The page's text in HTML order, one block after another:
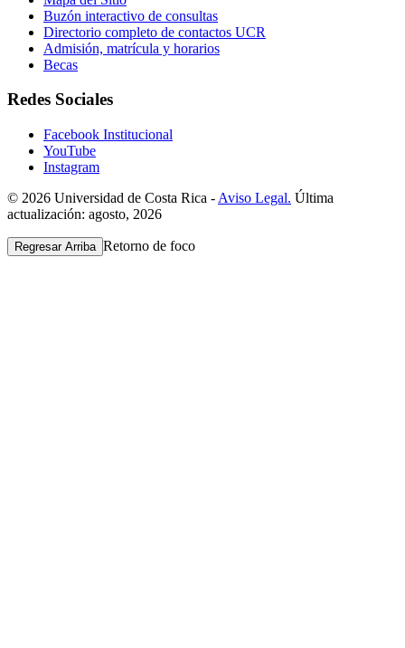
Buzón interactivo de consultas
Directorio completo de contactos UCR
Admisión, matrícula y horarios
Becas
Redes Sociales
Facebook Institucional
YouTube
Instagram
© 2026 Universidad de Costa Rica - Aviso Legal. Última
actualización: agosto, 2026
Regresar Arriba Retorno de foco